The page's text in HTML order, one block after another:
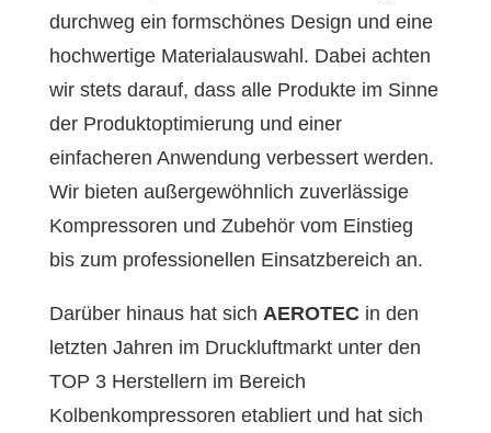
durchweg ein formschönes Design und eine
hochwertige Materialauswahl. Dabei achten
wir stets darauf, dass alle Produkte im Sinne
der Produktoptimierung und einer
einfacheren Anwendung verbessert werden.
Wir bieten außergewöhnlich zuverlässige
Kompressoren und Zubehör vom Einstieg
bis zum professionellen Einsatzbereich an.
Darüber hinaus hat sich AEROTEC in den
letzten Jahren im Druckluftmarkt unter den
TOP 3 Herstellern im Bereich
Kolbenkompressoren etabliert und hat sich